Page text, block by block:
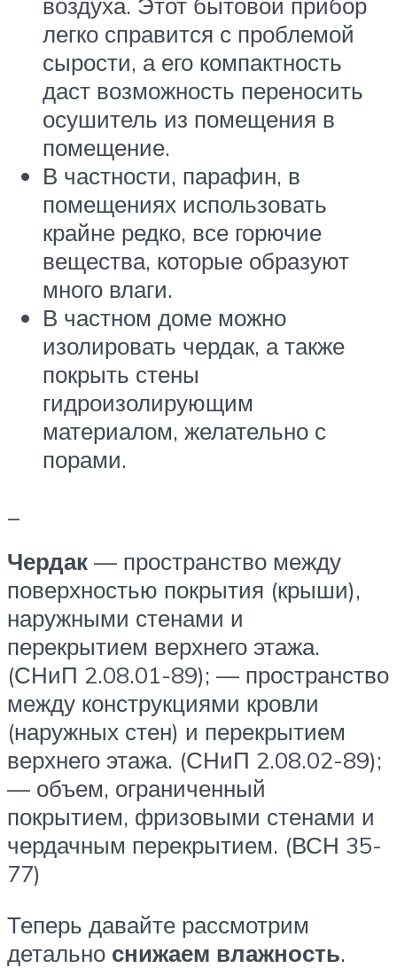
легко справится с проблемой
сырости, а его компактность
даст возможность переносить
осушитель из помещения в
помещение.
В частности, парафин, в
помещениях использовать
крайне редко, все горючие
вещества, которые образуют
много влаги.
В частном доме можно
изолировать чердак, а также
покрыть стены
гидроизолирующим
материалом, желательно с
порами.
Чердак — пространство между
поверхностью покрытия (крыши),
наружными стенами и
перекрытием верхнего этажа.
(СНиП 2.08.01-89); — пространство
между конструкциями кровли
(наружных стен) и перекрытием
верхнего этажа. (СНиП 2.08.02-89);
— объем, ограниченный
покрытием, фризовыми стенами и
чердачным перекрытием. (ВСН 35-
77)
Теперь давайте рассмотрим
детально снижаем влажность.